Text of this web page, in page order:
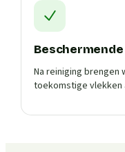
Na reiniging brengen
toekomstige